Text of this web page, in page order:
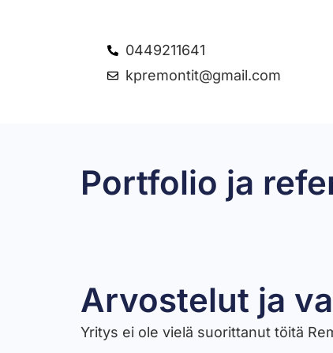
0449211641
kpremontit@gmail.com
Portfolio ja
Huoneistoremontti
Arvostelut ja
Yritys ei ole vielä suorittanut töitä